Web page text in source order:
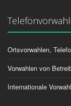
Ortsvorwahlen,
Vorwahlen von
Internationale